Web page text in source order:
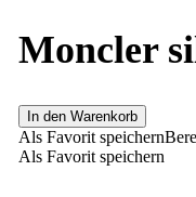
Moncler
In den Warenkorb
Als Favorit speichern
Als Favorit speichern